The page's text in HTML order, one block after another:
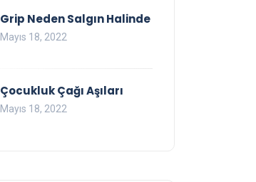
Grip Neden Salgın Halinde
Mayıs 18, 2022
Çocukluk Çağı Aşıları
Mayıs 18, 2022